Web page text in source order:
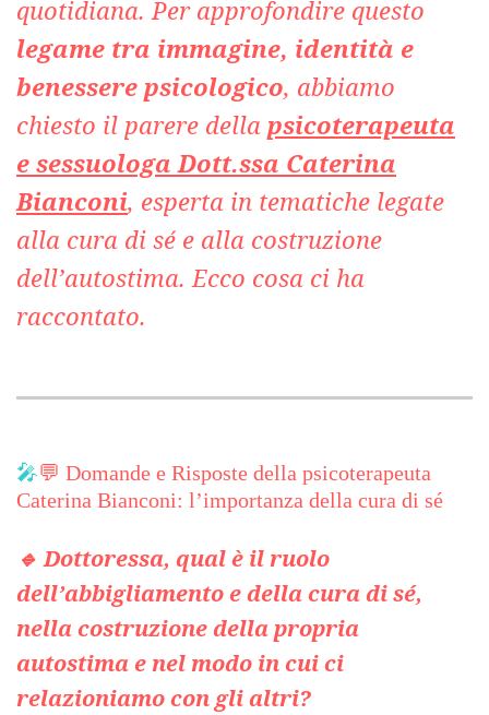
quotidiana. Per approfondire questo
legame tra immagine, identità e
benessere psicologico, abbiamo
chiesto il parere della psicoterapeuta
e sessuologa Dott.ssa Caterina
Bianconi, esperta in tematiche legate
alla cura di sé e alla costruzione
dell’autostima. Ecco cosa ci ha
raccontato.
🎤💬 Domande e Risposte della psicoterapeuta
Caterina Bianconi: l’importanza della cura di sé
🔹Dottoressa, qual è il ruolo
dell’abbigliamento e della cura di sé,
nella costruzione della propria
autostima e nel modo in cui ci
relazioniamo con gli altri?